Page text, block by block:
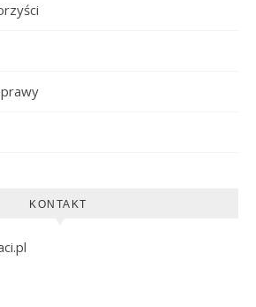
KONTAKT